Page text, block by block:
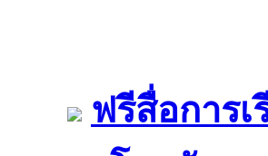
ฟรีสื่อการ